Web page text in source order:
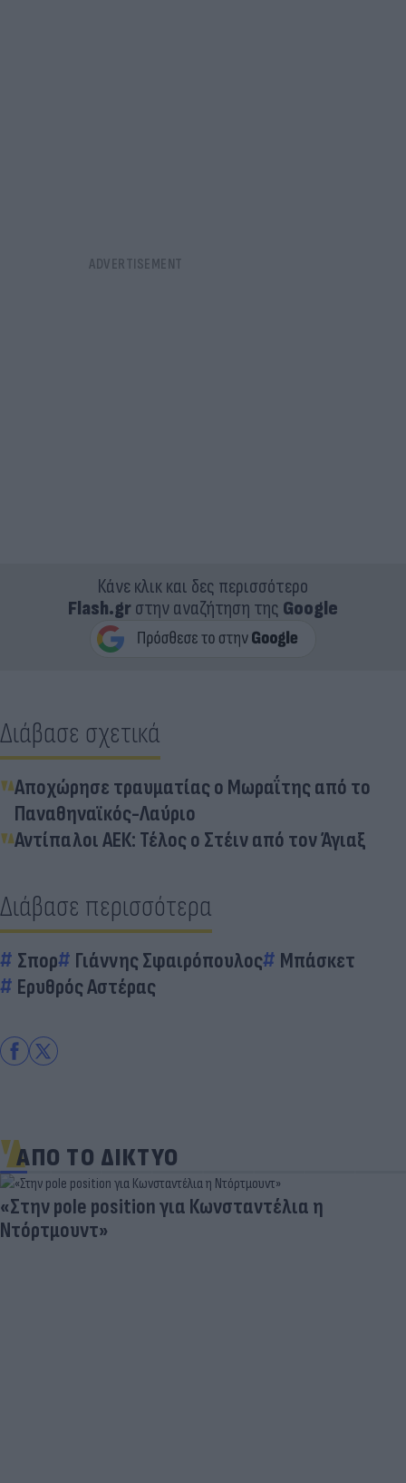
Κάνε κλικ και δες περισσότερο
Flash.grστην αναζήτηση της Google
Διάβασε σχετικά
Αποχώρησε τραυματίας ο Μωραΐτης από το
Παναθηναϊκός-Λαύριο
Αντίπαλοι ΑΕΚ: Τέλος ο Στέιν από τον Άγιαξ
Διάβασε περισσότερα
Σπορ Γιάννης Σφαιρόπουλος
Μπάσκετ
Ερυθρός Αστέρας
ΑΠΟ ΤΟ ΔΙΚΤΥΟ
η